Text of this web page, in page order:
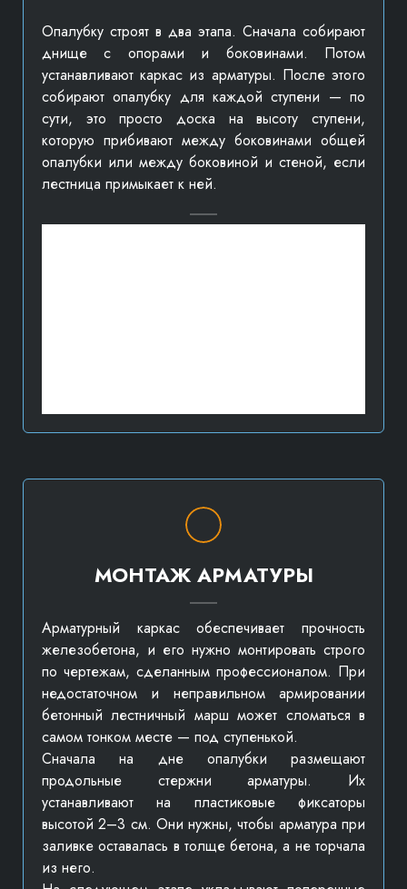
Опалубку строят в два этапа. Сначала собирают
днище с опорами и боковинами. Потом
устанавливают каркас из арматуры. После этого
собирают опалубку для каждой ступени — по
сути, это просто доска на высоту ступени,
которую прибивают между боковинами общей
опалубки или между боковиной и стеной, если
лестница примыкает к ней.
МОНТАЖ АРМАТУРЫ
Арматурный каркас обеспечивает прочность
железобетона, и его нужно монтировать строго
по чертежам, сделанным профессионалом. При
недостаточном и неправильном армировании
бетонный лестничный марш может сломаться в
самом тонком месте — под ступенькой.
Сначала на дне опалубки размещают
продольные стержни арматуры. Их
устанавливают на пластиковые фиксаторы
высотой 2–3 см. Они нужны, чтобы арматура при
заливке оставалась в толще бетона, а не торчала
из него.